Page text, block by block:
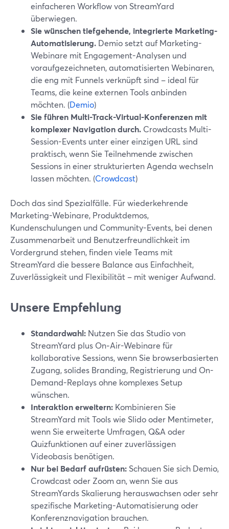
einfacheren Workflow von StreamYard
überwiegen.
Sie wünschen tiefgehende, integrierte Marketing-
Automatisierung. Demio setzt auf Marketing-
Webinare mit Engagement-Analysen und
voraufgezeichneten, automatisierten Webinaren,
die eng mit Funnels verknüpft sind – ideal für
Teams, die keine externen Tools anbinden
möchten. (Demio)
Sie führen Multi-Track-Virtual-Konferenzen mit
komplexer Navigation durch. Crowdcasts Multi-
Session-Events unter einer einzigen URL sind
praktisch, wenn Sie Teilnehmende zwischen
Sessions in einer strukturierten Agenda wechseln
lassen möchten. (Crowdcast)
Doch das sind Spezialfälle. Für wiederkehrende
Marketing-Webinare, Produktdemos,
Kundenschulungen und Community-Events, bei denen
Zusammenarbeit und Benutzerfreundlichkeit im
Vordergrund stehen, finden viele Teams mit
StreamYard die bessere Balance aus Einfachheit,
Zuverlässigkeit und Flexibilität – mit weniger Aufwand.
Unsere Empfehlung
Standardwahl: Nutzen Sie das Studio von
StreamYard plus On‑Air-Webinare für
kollaborative Sessions, wenn Sie browserbasierten
Zugang, solides Branding, Registrierung und On-
Demand-Replays ohne komplexes Setup
wünschen.
Interaktion erweitern: Kombinieren Sie
StreamYard mit Tools wie Slido oder Mentimeter,
wenn Sie erweiterte Umfragen, Q&A oder
Quizfunktionen auf einer zuverlässigen
Videobasis benötigen.
Nur bei Bedarf aufrüsten: Schauen Sie sich Demio,
Crowdcast oder Zoom an, wenn Sie aus
StreamYards Skalierung herauswachsen oder sehr
spezifische Marketing-Automatisierung oder
Konferenznavigation brauchen.